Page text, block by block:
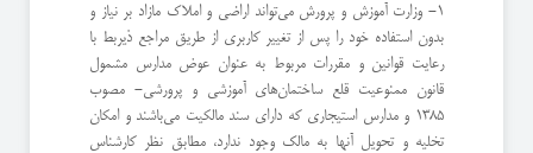
۱- وزارت آموزش و پرورش می‌تواند اراضی و املاک مازاد بر نیاز و
بدون استفاده خود را پس از تغییر کاربری از طریق مراجع ذیربط با
رعایت قوانین و مقررات مربوط به عنوان عوض مدارس مشمول
قانون ممنوعیت قلع ساختمان‌های آموزشی و پرورشی- مصوب
1385 و مدارس استیجاری که دارای سند مالکیت می‌باشند و امکان
تخلیه و تحویل آنها به مالک وجود ندارد، مطابق نظر کارشناس